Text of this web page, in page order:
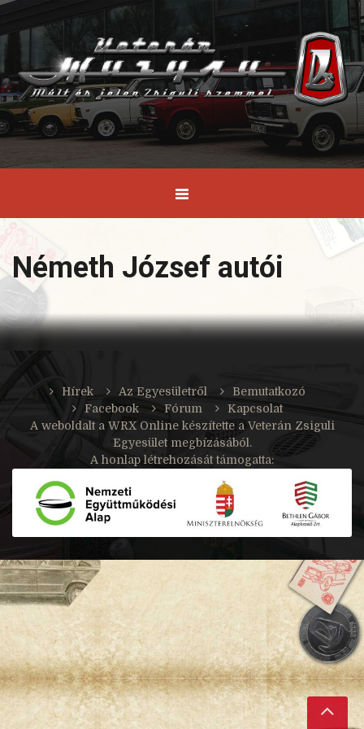
Németh József autói
Hírek Az Egyesületről
Bemutatkozó
Facebook
Fórum
Kapcsolat
A weboldalt a WRX Onlinekészítette a Veterán Zsiguli
Egyesület megbízásából.
A honlap létrehozását támogatta: